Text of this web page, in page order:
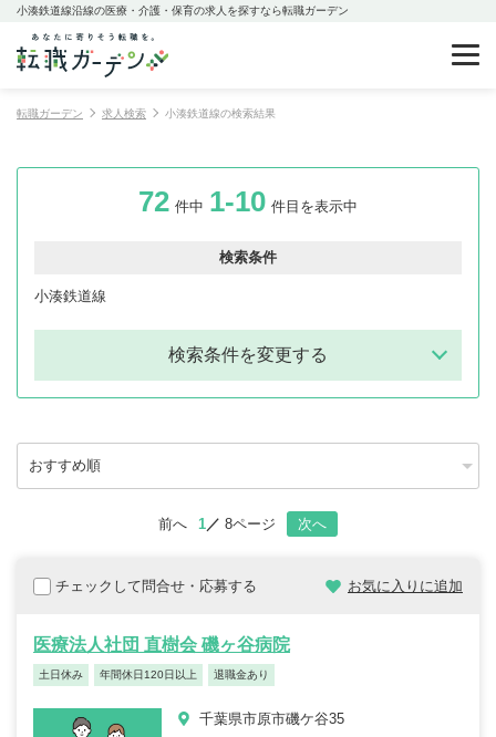
小湊鉄道線沿線の医療・介護・保育の求人を探すなら転職ガーデン
転職ガーデン 求人検索 小湊鉄道線の検索結果
72 件中 1-10 件目を表示中
検索条件
小湊鉄道線
検索条件を変更する
前へ 1 8ページ 次へ
チェックして問合せ・応募する お気に入りに追加
医療法人社団 直樹会 磯ヶ谷病院
土日休み 年間休日120日以上 退職金あり
千葉県市原市磯ケ谷35